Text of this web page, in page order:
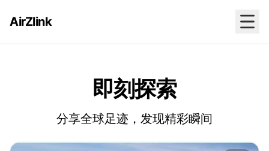
AirZlink
即刻探索
分享全球足迹，发现精彩瞬间